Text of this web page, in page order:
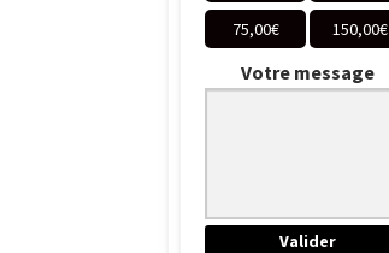
75,00€ 150,00€
Votre message